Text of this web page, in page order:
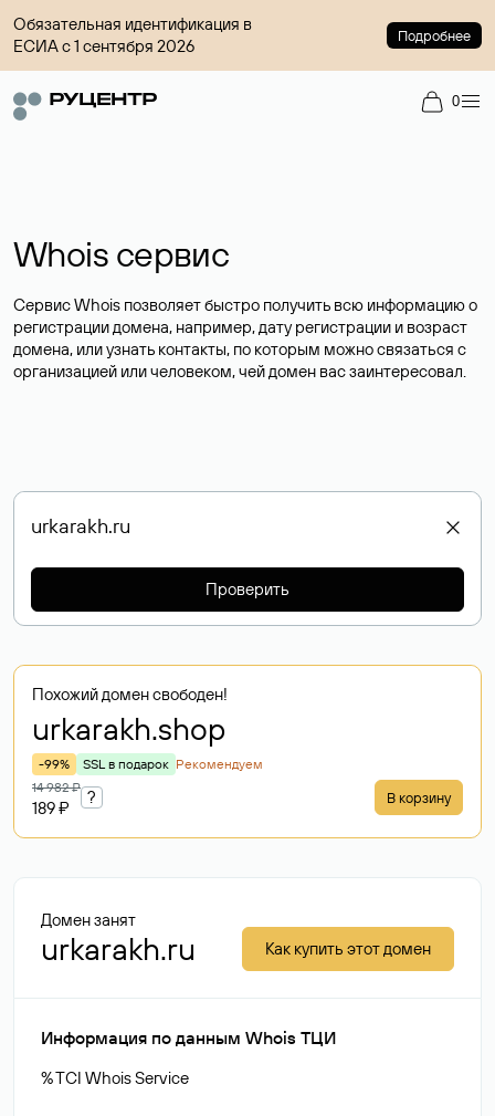
Обязательная идентификация в
ЕСИА с 1 сентября 2026
Подробнее
0
Whois сервис
Сервис Whois позволяет быстро получить всю информацию о
регистрации домена, например, дату регистрации и возраст
домена, или узнать контакты, по которым можно связаться с
организацией или человеком, чей домен вас заинтересовал.
Проверить
Похожий домен свободен!
urkarakh.shop
-99% SSL в подарок Рекомендуем
14 982 ₽
189 ₽
? В корзину
Домен занят
urkarakh.ru Как купить этот домен
Информация по данным Whois ТЦИ
% TCI Whois Service